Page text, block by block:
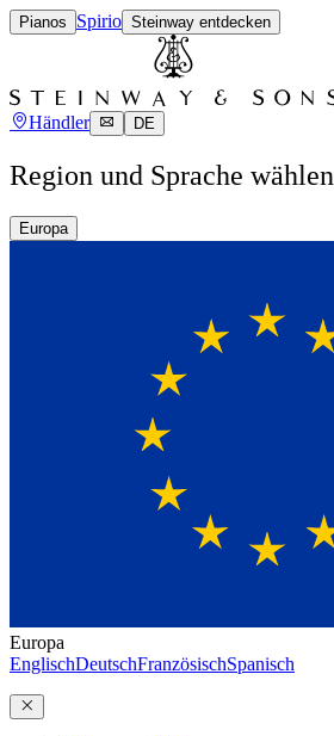
Pianos Spirio Steinway entdecken
Händler DE
Region und Sprache wählen
Europa
Europa
EnglischDeutschFranzösischSpanisch